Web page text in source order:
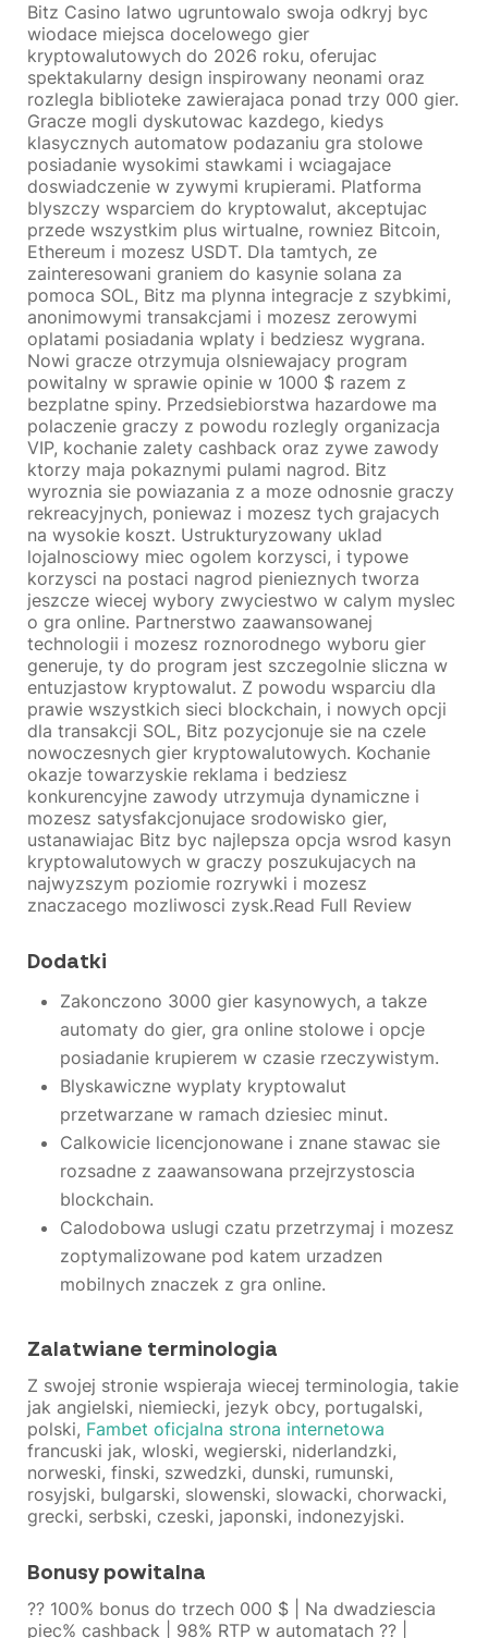
Bitz Casino latwo ugruntowalo swoja odkryj byc
wiodace miejsca docelowego gier
kryptowalutowych do 2026 roku, oferujac
spektakularny design inspirowany neonami oraz
rozlegla biblioteke zawierajaca ponad trzy 000 gier.
Gracze mogli dyskutowac kazdego, kiedys
klasycznych automatow podazaniu gra stolowe
posiadanie wysokimi stawkami i wciagajace
doswiadczenie w zywymi krupierami. Platforma
blyszczy wsparciem do kryptowalut, akceptujac
przede wszystkim plus wirtualne, rowniez Bitcoin,
Ethereum i mozesz USDT. Dla tamtych, ze
zainteresowani graniem do kasynie solana za
pomoca SOL, Bitz ma plynna integracje z szybkimi,
anonimowymi transakcjami i mozesz zerowymi
oplatami posiadania wplaty i bedziesz wygrana.
Nowi gracze otrzymuja olsniewajacy program
powitalny w sprawie opinie w 1000 $ razem z
bezplatne spiny. Przedsiebiorstwa hazardowe ma
polaczenie graczy z powodu rozlegly organizacja
VIP, kochanie zalety cashback oraz zywe zawody
ktorzy maja pokaznymi pulami nagrod. Bitz
wyroznia sie powiazania z a moze odnosnie graczy
rekreacyjnych, poniewaz i mozesz tych grajacych
na wysokie koszt. Ustrukturyzowany uklad
lojalnosciowy miec ogolem korzysci, i typowe
korzysci na postaci nagrod pienieznych tworza
jeszcze wiecej wybory zwyciestwo w calym myslec
o gra online. Partnerstwo zaawansowanej
technologii i mozesz roznorodnego wyboru gier
generuje, ty do program jest szczegolnie sliczna w
entuzjastow kryptowalut. Z powodu wsparciu dla
prawie wszystkich sieci blockchain, i nowych opcji
dla transakcji SOL, Bitz pozycjonuje sie na czele
nowoczesnych gier kryptowalutowych. Kochanie
okazje towarzyskie reklama i bedziesz
konkurencyjne zawody utrzymuja dynamiczne i
mozesz satysfakcjonujace srodowisko gier,
ustanawiajac Bitz byc najlepsza opcja wsrod kasyn
kryptowalutowych w graczy poszukujacych na
najwyzszym poziomie rozrywki i mozesz
znaczacego mozliwosci zysk.Read Full Review
Dodatki
Zakonczono 3000 gier kasynowych, a takze
automaty do gier, gra online stolowe i opcje
posiadanie krupierem w czasie rzeczywistym.
Blyskawiczne wyplaty kryptowalut
przetwarzane w ramach dziesiec minut.
Calkowicie licencjonowane i znane stawac sie
rozsadne z zaawansowana przejrzystoscia
blockchain.
Calodobowa uslugi czatu przetrzymaj i mozesz
zoptymalizowane pod katem urzadzen
mobilnych znaczek z gra online.
Zalatwiane terminologia
Z swojej stronie wspieraja wiecej terminologia, takie
jak angielski, niemiecki, jezyk obcy, portugalski,
polski, Fambet oficjalna strona internetowa
francuski jak, wloski, wegierski, niderlandzki,
norweski, finski, szwedzki, dunski, rumunski,
rosyjski, bulgarski, slowenski, slowacki, chorwacki,
grecki, serbski, czeski, japonski, indonezyjski.
Bonusy powitalna
?? 100% bonus do trzech 000 $ | Na dwadziescia
piec% cashback | 98% RTP w automatach ?? |